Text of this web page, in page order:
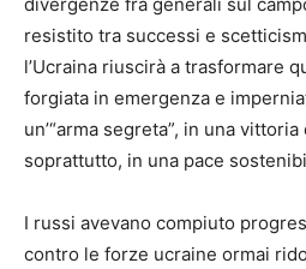
resistito tra successi e
l’Ucraina riuscirà a trasformare
forgiata in emergenza e
un’“arma segreta”, in una
soprattutto, in una pace
I russi avevano compiuto
contro le forze ucraine ormai